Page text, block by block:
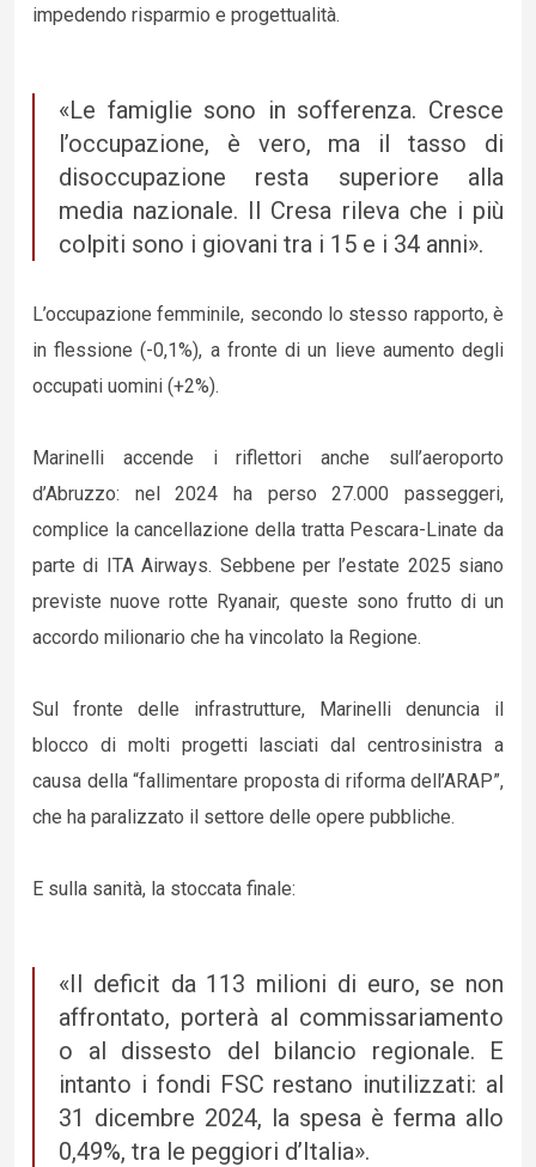
impedendo risparmio e progettualità.
«Le famiglie sono in sofferenza. Cresce
l’occupazione, è vero, ma il tasso di
disoccupazione resta superiore alla
media nazionale. Il Cresa rileva che i più
colpiti sono i giovani tra i 15 e i 34 anni».
L’occupazione femminile, secondo lo stesso rapporto, è
in flessione (-0,1%), a fronte di un lieve aumento degli
occupati uomini (+2%).
Marinelli accende i riflettori anche sull’aeroporto
d’Abruzzo: nel 2024 ha perso 27.000 passeggeri,
complice la cancellazione della tratta Pescara-Linate da
parte di ITA Airways. Sebbene per l’estate 2025 siano
previste nuove rotte Ryanair, queste sono frutto di un
accordo milionario che ha vincolato la Regione.
Sul fronte delle infrastrutture, Marinelli denuncia il
blocco di molti progetti lasciati dal centrosinistra a
causa della “fallimentare proposta di riforma dell’ARAP”,
che ha paralizzato il settore delle opere pubbliche.
E sulla sanità, la stoccata finale:
«Il deficit da 113 milioni di euro, se non
affrontato, porterà al commissariamento
o al dissesto del bilancio regionale. E
intanto i fondi FSC restano inutilizzati: al
31 dicembre 2024, la spesa è ferma allo
0,49%, tra le peggiori d’Italia».